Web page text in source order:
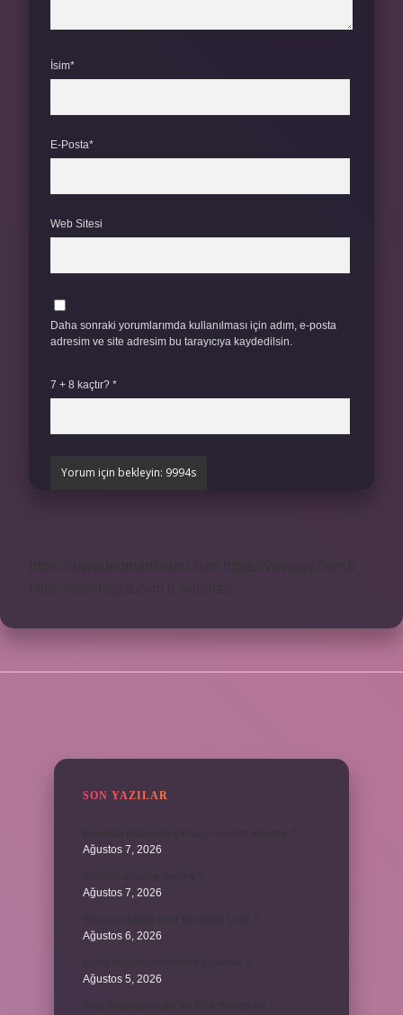
İsim*
E-Posta*
Web Sitesi
Daha sonraki yorumlarımda kullanılması için adım, e-posta
adresim ve site adresim bu tarayıcıya kaydedilsin.
7 + 8 kaçtır? *
SON YAZILAR
Ağustos 7, 2026
Ağustos 7, 2026
Ağustos 6, 2026
Ağustos 5, 2026